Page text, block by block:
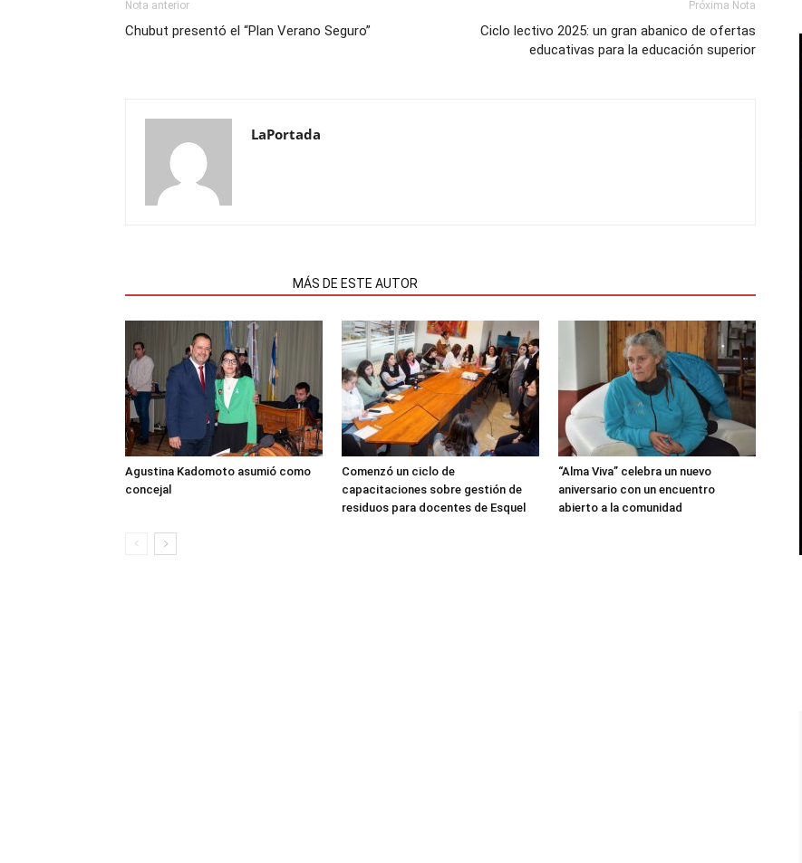
Nota anterior
Chubut presentó el “Plan Verano Seguro”
Próxima Nota
Ciclo lectivo 2025: un gran abanico de ofertas
educativas para la educación superior
LaPortada
MÁS DE ESTE AUTOR
Agustina Kadomoto asumió como
concejal
Comenzó un ciclo de
capacitaciones sobre gestión de
residuos para docentes de Esquel
“Alma Viva” celebra un nuevo
aniversario con un encuentro
abierto a la comunidad